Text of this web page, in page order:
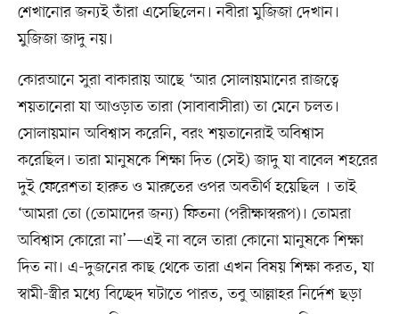
শেখানোর জন্যই তাঁরা এসেছিলেন। নবীরা মুজিজা দেখান।
মুজিজা জাদু নয়।
কোরআনে সুরা বাকারায় আছে ‘আর সোলায়মানের রাজত্বে
শয়তানেরা যা আওড়াত তারা (সাবাবাসীরা) তা মেনে চলত।
সোলায়মান অবিশ্বাস করেনি, বরং শয়তানেরাই অবিশ্বাস
করেছিল। তারা মানুষকে শিক্ষা দিত (সেই) জাদু যা বাবেল শহরের
দুই ফেরেশতা হারুত ও মারুতের ওপর অবতীর্ণ হয়েছিল । তাই
‘আমরা তো (তোমাদের জন্য) ফিতনা (পরীক্ষাস্বরূপ)। তোমরা
অবিশ্বাস কোরো না’—এই না বলে তারা কোনো মানুষকে শিক্ষা
দিত না। এ-দুজনের কাছ থেকে তারা এখন বিষয় শিক্ষা করত, যা
স্বামী-স্ত্রীর মধ্যে বিচ্ছেদ ঘটাতে পারত, তবু আল্লাহর নির্দেশ ছড়া